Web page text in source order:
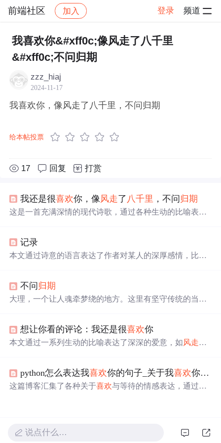
前端社区 加入 登录 频道
社区 前端社区 感慨 帖子详情
我喜欢你&#xff0c;像风走了八千里
&#xff0c;不问归期
zzz_hiaj
2024-11-17
我喜欢你，像风走了八千里，不问归期
给本帖投票
17 回复 打赏
我还是很喜欢你，像 风走了 八千里 ，不问归期
这是一首充满深情的现代诗歌，通过各种生动的比喻表达
美好与复杂。
记录
本文通过诗意的语言表达了作者对某人的深厚感情，比喻
定与执着。
不问 归期
大理，一个让人魂牵梦绕的地方。这里有坚守传统的当地
云雪到洱海的日落，大理的美让人难以忘怀。还有双廊的
光影、环海路的骑行、蝴蝶泉的传说、马耳山的杜鹃花海
想让你看的评论：我还是很喜欢你
本文通过一系列生动的比喻表达了深深的爱意，如风走过
python怎么表达我喜欢你的句子_关于我喜欢你的优美句子
这篇博客汇集了各种关于喜欢与等待的情感表达，通过引
也反映了成长过程中的无奈与转变，以及面对未知未来的
坦然态度。
说点什么…